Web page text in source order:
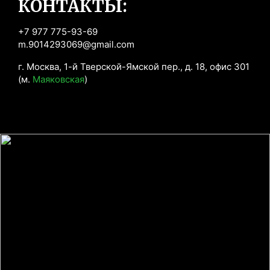
КОНТАКТЫ:
+7 977 775-93-69
m.9014293069@gmail.com
г. Москва, 1-й Тверской-Ямской пер., д. 18, офис 301
(м. Маяковская)